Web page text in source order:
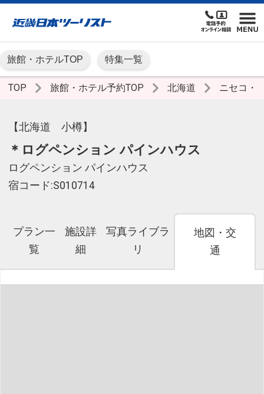
旅館・ホテルTOP 特集一覧
TOP 旅館・ホテル予約TOP 北海道 ニセコ・
【北海道 小樽】
＊ログペンション パインハウス
ログペンション パインハウス
宿コード:S010714
プラン一
覧
施設詳
細
写真ライブラ
リ
地図・交
通